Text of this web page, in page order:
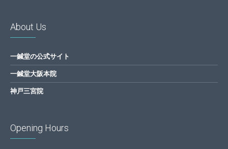
About Us
一鍼堂の公式サイト
一鍼堂大阪本院
神戸三宮院
Opening Hours